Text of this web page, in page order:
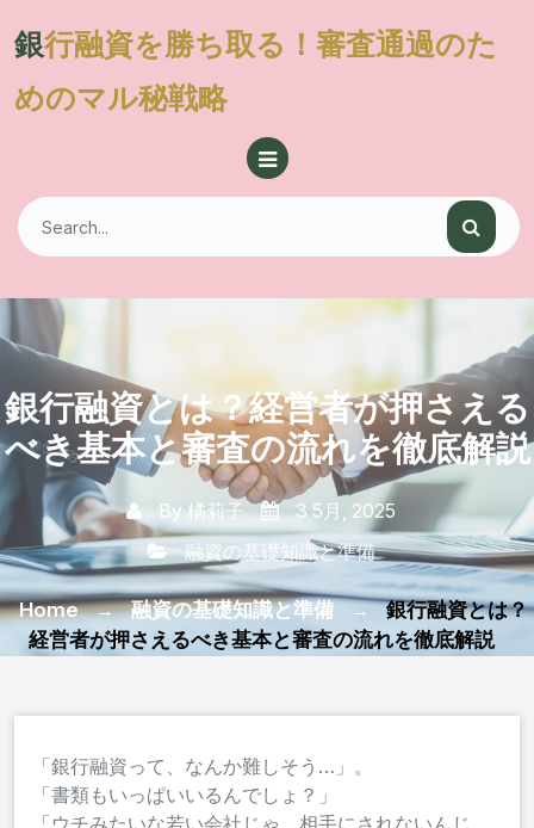
to銀行融資を勝ち取る！審査通過のた
めのマル秘戦略
銀行融資とは？経営者が押さえる
べき基本と審査の流れを徹底解説
By 橘莉子
3 5月, 2025
融資の基礎知識と準備
Home → 融資の基礎知識と準備 → 銀行融資とは？
経営者が押さえるべき基本と審査の流れを徹底解説
「銀行融資って、なんか難しそう…」。
「書類もいっぱいいるんでしょ？」
「ウチみたいな若い会社じゃ、相手にされないんじ